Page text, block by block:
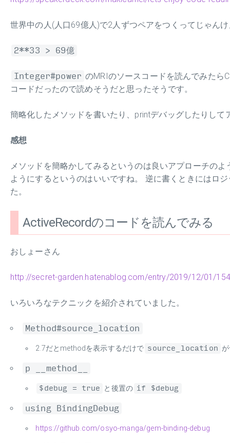
世界中の人(人口69億人)で2人ずつペアをつくってじゃん
2**33 > 69億
Integer#power のMRIのソースコードを読んでみたら
コードだったので読めそうだと思ったそうです。
簡略化したメソッドを書いたり、printデバッグしたりし
感想
メソッドを簡略かしてみるというのは良いアプローチの
ようにするというのはいいですね。 逆に書くときにはロ
た。
ActiveRecordのコードを読んでみる
おしょーさん
http://secret-garden.hatenablog.com/entry/2019/12/01/
いろいろなテクニックを紹介されていました。
Method#source_location
2.7だとmethodを表示するだけで source_location
p __method__
$debug = true と後置の if $debug
using BindingDebug
https://github.com/osyo-manga/gem-binding-debug